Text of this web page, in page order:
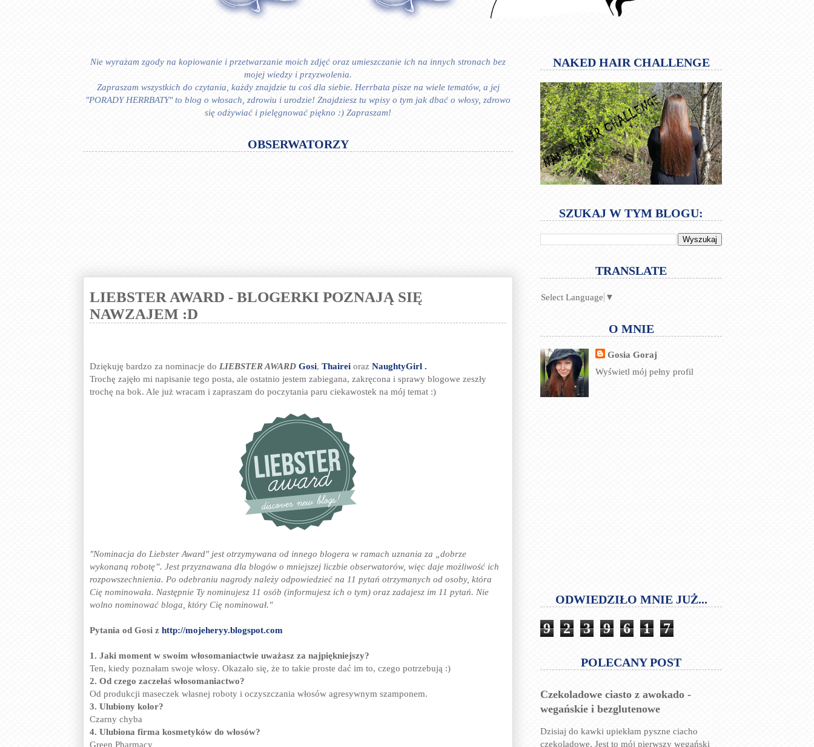
Nie wyrażam zgody na kopiowanie i przetwarzanie moich zdjęć oraz umieszczanie ich na innych stronach bez
mojej wiedzy i przyzwolenia.
Zapraszam wszystkich do czytania, każdy znajdzie tu coś dla siebie. Herrbata pisze na wiele tematów, a jej
"PORADY HERRBATY" to blog o włosach, zdrowiu i urodzie! Znajdziesz tu wpisy o tym jak dbać o włosy, zdrowo
się odżywiać i pielęgnować piękno :) Zapraszam!
OBSERWATORZY
LIEBSTER AWARD - BLOGERKI POZNAJĄ SIĘ
NAWZAJEM :D
Dziękuję bardzo za nominacje do LIEBSTER AWARD Gosi, Thairei oraz NaughtyGirl .
Trochę zajęło mi napisanie tego posta, ale ostatnio jestem zabiegana, zakręcona i sprawy blogowe zeszły
trochę na bok. Ale już wracam i zapraszam do poczytania paru ciekawostek na mój temat :)
"Nominacja do Liebster Award" jest otrzymywana od innego blogera w ramach uznania za „dobrze
wykonaną robotę”. Jest przyznawana dla blogów o mniejszej liczbie obserwatorów, więc daje możliwość ich
rozpowszechnienia. Po odebraniu nagrody należy odpowiedzieć na 11 pytań otrzymanych od osoby, która
Cię nominowała. Następnie Ty nominujesz 11 osób (informujesz ich o tym) oraz zadajesz im 11 pytań. Nie
wolno nominować bloga, który Cię nominował."
Pytania od Gosi z http://mojeheryy.blogspot.com
1. Jaki moment w swoim włosomaniactwie uważasz za najpiękniejszy?
Ten, kiedy poznałam swoje włosy. Okazało się, że to takie proste dać im to, czego potrzebują :)
2. Od czego zaczełaś włosomaniactwo?
Od produkcji maseczek własnej roboty i oczyszczania włosów agresywnym szamponem.
3. Ulubiony kolor?
Czarny chyba
4. Ulubiona firma kosmetyków do włosów?
Green Pharmacy
NAKED HAIR CHALLENGE
SZUKAJ W TYM BLOGU:
TRANSLATE
Select Language ▼
O MNIE
Gosia Goraj
Wyświetl mój pełny profil
ODWIEDZIŁO MNIE JUŻ...
9 2 3 9 6 1 7
POLECANY POST
Czekoladowe ciasto z awokado -
wegańskie i bezglutenowe
Dzisiaj do kawki upiekłam pyszne ciacho
czekoladowe. Jest to mój pierwszy wegański